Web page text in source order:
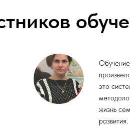
это
жизнь
развития.